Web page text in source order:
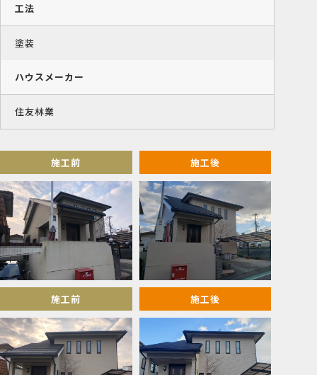
工法
塗装
ハウスメーカー
住友林業
施工前 施工後
施工前 施工後